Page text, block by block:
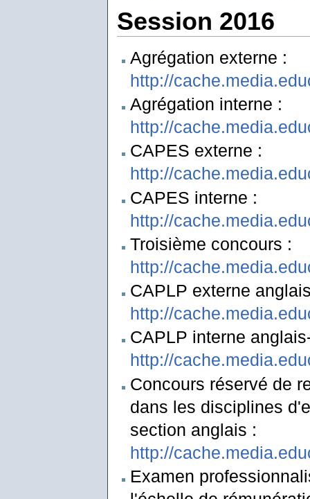
Session 2016
Agrégation externe :
http://
Agrégation interne :
http://
CAPES externe :
http://
CAPES interne :
http://
Troisième concours :
http://
CAPLP externe
http://
CAPLP interne
http://
Concours réservé de
dans les disciplines
section anglais :
http://
Examen